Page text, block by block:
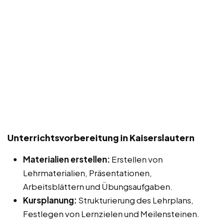
Unterrichtsvorbereitung in Kaiserslautern
Materialien erstellen: Erstellen von
Lehrmaterialien, Präsentationen,
Arbeitsblättern und Übungsaufgaben.
Kursplanung: Strukturierung des Lehrplans,
Festlegen von Lernzielen und Meilensteinen.